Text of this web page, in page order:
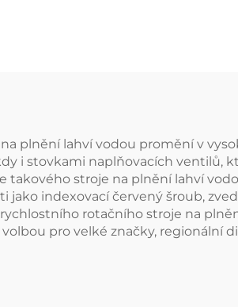
plnění lahví vodou promění v
i stovkami naplňovacích ventilů,
stroje na plnění lahví
jako indexovací červený šroub,
rotačního stroje na
pro velké značky, regionální